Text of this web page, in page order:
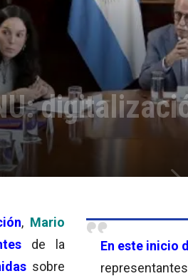
En este inicio
,Mario
de la
sobre